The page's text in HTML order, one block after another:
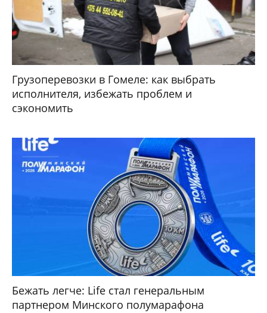
Грузоперевозки в Гомеле: как выбрать
исполнителя, избежать проблем и
сэкономить
Бежать легче: Life стал генеральным
партнером Минского полумарафона